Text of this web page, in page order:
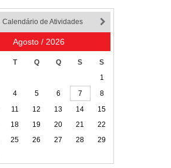
Calendário de Atividades
Agosto / 2026
T Q Q S
S
1
4 5 6 7
8
11 12 13 14
15
18 19 20 21
22
25 26 27 28
29